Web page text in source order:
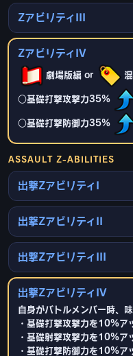
ZアビリティIII
ZアビリティIV
劇場版編 or
○基礎打撃攻撃力35%
○基礎打撃防御力35%
ASSAULT Z-ABILITIES
出撃ZアビリティI
出撃ZアビリティII
出撃ZアビリティIII
出撃ZアビリティIV
自身がバトルメンバー時、
・基礎打撃攻撃力を10%ア
・基礎射撃攻撃力を10%ア
・基礎打撃防御力を10%ア